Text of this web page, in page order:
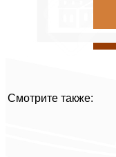
Смотрите также: